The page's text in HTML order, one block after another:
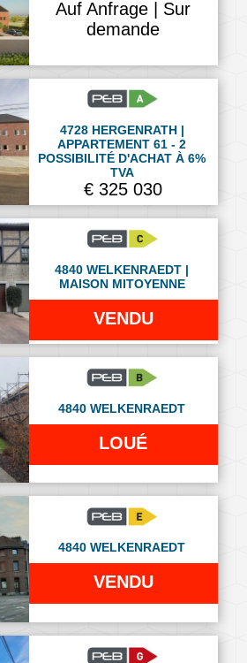
Auf Anfrage | Sur
demande
4728 HERGENRATH |
APPARTEMENT 61 - 2
POSSIBILITÉ D'ACHAT À 6%
TVA
€ 325 030
4840 WELKENRAEDT |
MAISON MITOYENNE
VENDU
4840 WELKENRAEDT
LOUÉ
4840 WELKENRAEDT
VENDU